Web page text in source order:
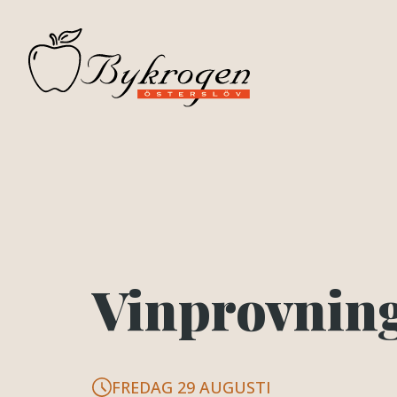
FREDAG 29 AUGUSTI